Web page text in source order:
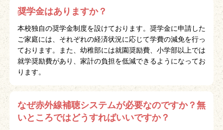
奨学金はありますか？
本校独自の奨学金制度を設けております。奨学金に申請した
ご家庭には、それぞれの経済状況に応じて学費の減免を行っ
ております。また、幼稚部には就園奨励費、小学部以上では
就学奨励費があり、家計の負担を低減できるようになってお
ります。
なぜ赤外線補聴システムが必要なのですか？無
いところではどうすればいいですか？